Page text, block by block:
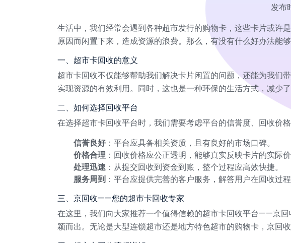
发布
生活中，我们经常会遇到各种超市发行的购物卡，这些卡片或许
原因而闲置下来，造成资源的浪费。那么，有没有什么好办法
一、超市卡回收的意义
超市卡回收不仅能够帮助我们解决卡片闲置的问题，还能为我们
实现资源的有效利用。同时，这也是一种环保的生活方式，减少
二、如何选择回收平台
在选择超市卡回收平台时，我们需要考虑平台的信誉度、回收价
信誉良好：平台应具备相关资质，且有良好的市场口碑。
价格合理 ：回收价格应公正透明，能够真实反映卡片的实际价
处理迅速 ：从提交回收到资金到账，整个过程应高效快捷。
服务周到 ：平台应提供完善的客户服务，解答用户在回收过
三、京回收——您的超市卡回收专家
在这里，我们向大家推荐一个值得信赖的超市卡回收平台——京
颖而出。无论是大型连锁超市还是地方特色超市的购物卡，京回